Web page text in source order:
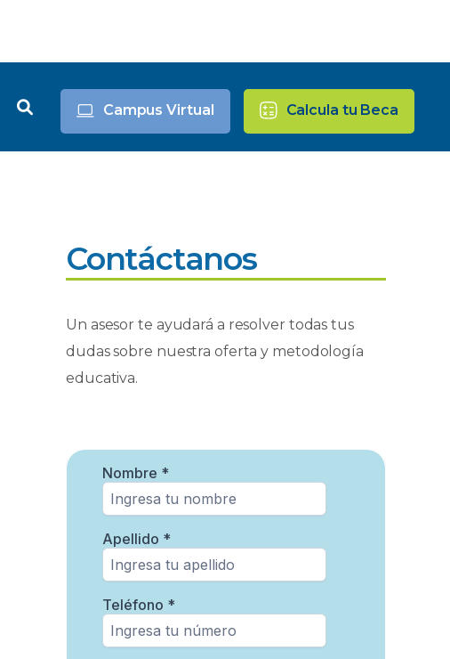
Campus Virtual Calcula tu Beca
Contáctanos
Un asesor te ayudará a resolver todas tus
dudas sobre nuestra oferta y metodología
educativa.